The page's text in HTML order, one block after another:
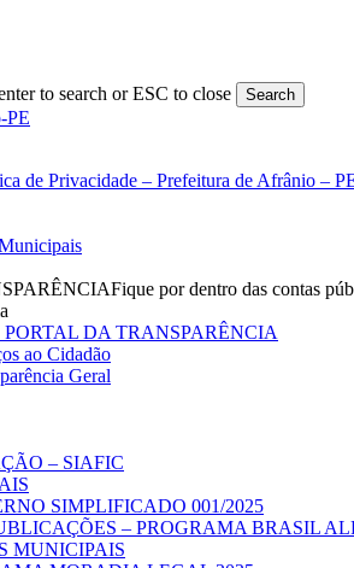
to search or ESC to close Search
de Privacidade – Prefeitura de Afrânio –
Fique por dentro das contas
DA TRANSPARÊNCIA
ao Cidadão
Geral
– SIAFIC
SIMPLIFICADO 001/2025
– PROGRAMA BRASIL
MUNICIPAIS